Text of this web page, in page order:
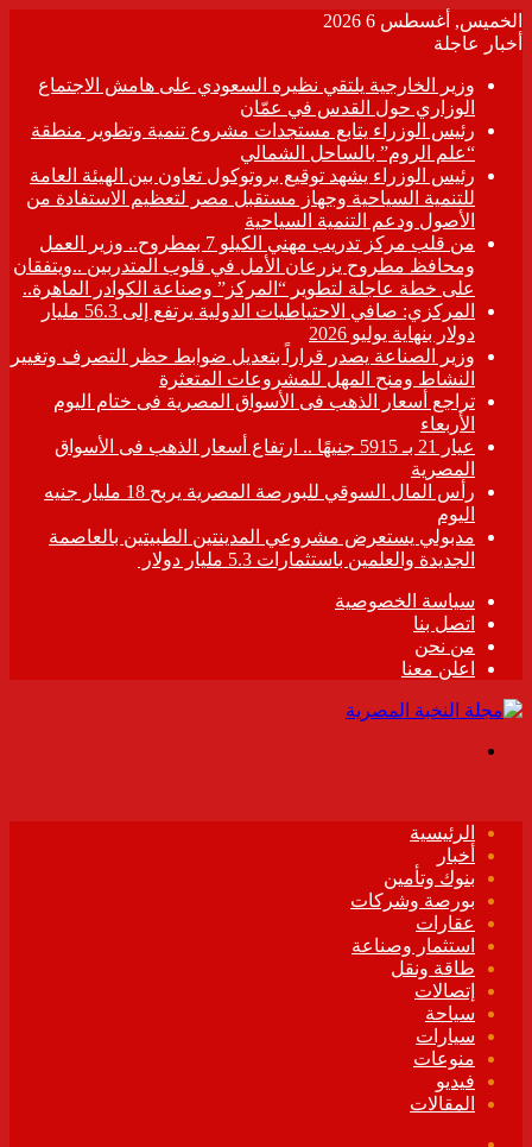
الخميس, أغسطس 6 2026
أخبار عاجلة
وزير الخارجية يلتقي نظيره السعودي على هامش الاجتماع
الوزاري حول القدس في عمّان
رئيس الوزراء يتابع مستجدات مشروع تنمية وتطوير منطقة
“علم الروم” بالساحل الشمالي
رئيس الوزراء يشهد توقيع بروتوكول تعاون بين الهيئة العامة
للتنمية السياحية وجهاز مستقبل مصر لتعظيم الاستفادة من
الأصول ودعم التنمية السياحية
من قلب مركز تدريب مهني الكيلو 7 بمطروح.. وزير العمل
ومحافظ مطروح يزرعان الأمل في قلوب المتدربين ..ويتفقان
على خطة عاجلة لتطوير “المركز” وصناعة الكوادر الماهرة..
المركزي: صافي الاحتياطيات الدولية يرتفع إلى 56.3 مليار
دولار بنهاية يوليو 2026
وزير الصناعة يصدر قراراً بتعديل ضوابط حظر التصرف وتغيير
النشاط ومنح المهل للمشروعات المتعثرة
تراجع أسعار الذهب فى الأسواق المصرية فى ختام اليوم
الأربعاء
عيار 21 بـ 5915 جنيهًا .. ارتفاع أسعار الذهب فى الأسواق
المصرية
رأس المال السوقي للبورصة المصرية يربح 18 مليار جنيه
اليوم
مدبولي يستعرض مشروعي المدينتين الطبيتين بالعاصمة
الجديدة والعلمين باستثمارات 5.3 مليار دولار
سياسة الخصوصية
اتصل بنا
من نحن
اعلن معنا
الرئيسية
أخبار
بنوك وتأمين
بورصة وشركات
عقارات
استثمار وصناعة
طاقة ونقل
إتصالات
سياحة
سيارات
منوعات
فيديو
المقالات